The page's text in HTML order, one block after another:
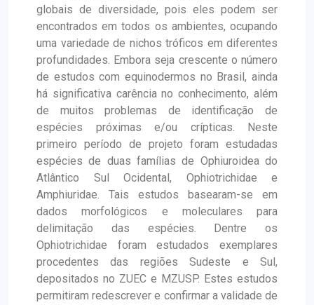
globais de diversidade, pois eles podem ser
encontrados em todos os ambientes, ocupando
uma variedade de nichos tróficos em diferentes
profundidades. Embora seja crescente o número
de estudos com equinodermos no Brasil, ainda
há significativa carência no conhecimento, além
de muitos problemas de identificação de
espécies próximas e/ou crípticas. Neste
primeiro período de projeto foram estudadas
espécies de duas famílias de Ophiuroidea do
Atlântico Sul Ocidental, Ophiotrichidae e
Amphiuridae. Tais estudos basearam-se em
dados morfológicos e moleculares para
delimitação das espécies. Dentre os
Ophiotrichidae foram estudados exemplares
procedentes das regiões Sudeste e Sul,
depositados no ZUEC e MZUSP. Estes estudos
permitiram redescrever e confirmar a validade de